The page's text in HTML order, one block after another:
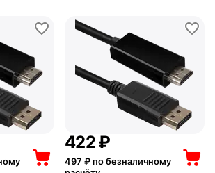
‍422‍₽
497 ₽ по безналичному